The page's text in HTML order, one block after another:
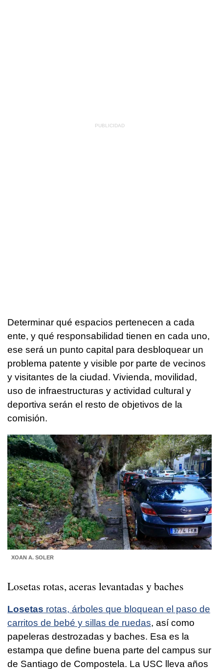
Determinar qué espacios pertenecen a cada
ente, y qué responsabilidad tienen en cada uno,
ese será un punto capital para desbloquear un
problema patente y visible por parte de vecinos
y visitantes de la ciudad. Vivienda, movilidad,
uso de infraestructuras y actividad cultural y
deportiva serán el resto de objetivos de la
comisión.
XOAN A. SOLER
Losetas rotas, aceras levantadas y baches
Losetas rotas, árboles que bloquean el paso de
carritos de bebé y sillas de ruedas, así como
papeleras destrozadas y baches. Esa es la
estampa que define buena parte del campus sur
de Santiago de Compostela. La USC lleva años